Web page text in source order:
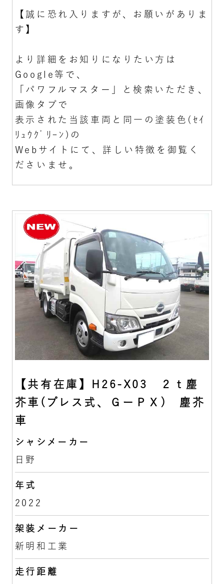
【誠に恐れ入りますが、お願いがありま
す】
より詳細をお知りになりたい方は
Google等で、
「パワフルマスター」と検索いただき、
画像タブで
表示された当該車両と同一の塗装色(ｾｲ
ﾘｭｳｸﾞﾘｰﾝ)の
Webサイトにて、詳しい特徴を御覧く
ださいませ。
【共有在庫】H26-X03 ２ｔ塵
芥車(プレス式、ＧーＰＸ) 塵芥
車
シャシメーカー
日野
年式
2022
架装メーカー
新明和工業
走行距離